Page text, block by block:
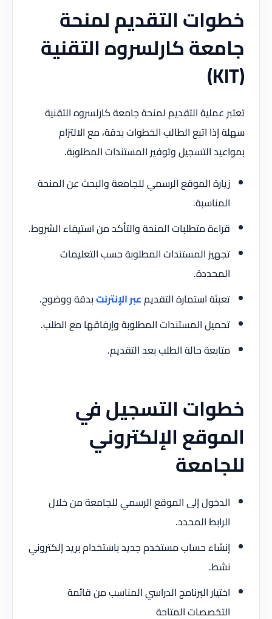
خطوات التقديم لمنحة
جامعة كارلسروه التقنية
(KIT)
تعتبر عملية التقديم لمنحة جامعة كارلسروه التقنية
سهلة إذا اتبع الطالب الخطوات بدقة، مع الالتزام
بمواعيد التسجيل وتوفير المستندات المطلوبة.
زيارة الموقع الرسمي للجامعة والبحث عن المنحة
المناسبة.
قراءة متطلبات المنحة والتأكد من استيفاء الشروط.
تجهيز المستندات المطلوبة حسب التعليمات
المحددة.
تعبئة استمارة التقديمعبر الإنترنتبدقة ووضوح.
تحميل المستندات المطلوبة وإرفاقها مع الطلب.
متابعة حالة الطلب بعد التقديم.
خطوات التسجيل في
الموقع الإلكتروني
للجامعة
الدخول إلى الموقع الرسمي للجامعة من خلال
الرابط المحدد.
إنشاء حساب مستخدم جديد باستخدام بريد إلكتروني
نشط.
اختيار البرنامج الدراسي المناسب من قائمة
التخصصات المتاحة